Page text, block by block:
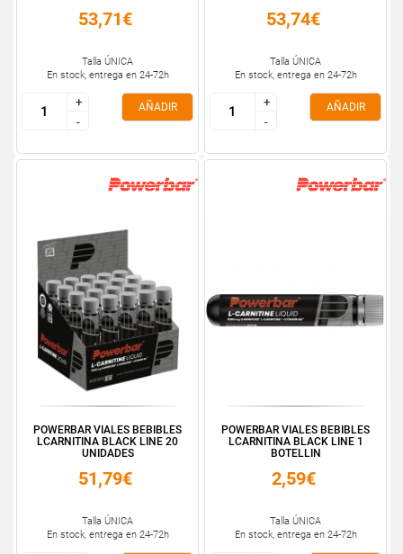
53,71€
Talla ÚNICA
En stock, entrega en 24-72h
+
-
+
-
AÑADIR
53,74€
Talla ÚNICA
En stock, entrega en 24-72h
+
-
+
-
AÑADIR
POWERBAR VIALES BEBIBLES
LCARNITINA BLACK LINE 20
UNIDADES
51,79€
Talla ÚNICA
En stock, entrega en 24-72h
POWERBAR VIALES BEBIBLES
LCARNITINA BLACK LINE 1
BOTELLIN
2,59€
Talla ÚNICA
En stock, entrega en 24-72h